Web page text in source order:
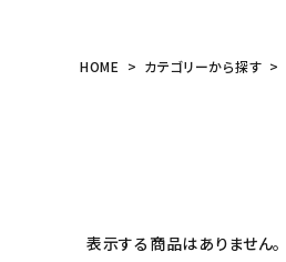
HOME カテゴリーから探す
表示する商品はありません。